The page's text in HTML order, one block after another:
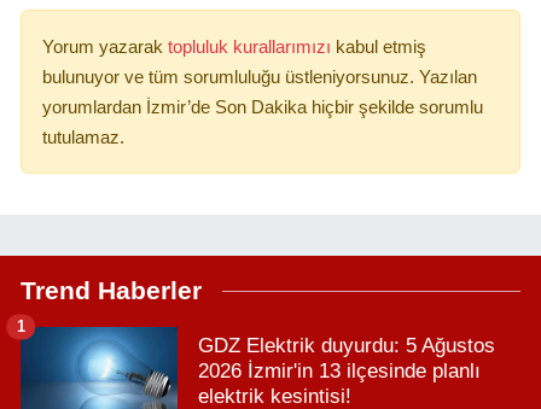
Yorum yazarak topluluk kurallarımızı kabul etmiş
bulunuyor ve tüm sorumluluğu üstleniyorsunuz. Yazılan
yorumlardan İzmir’de Son Dakika hiçbir şekilde sorumlu
tutulamaz.
Trend Haberler
GDZ Elektrik duyurdu: 5 Ağustos
2026 İzmir'in 13 ilçesinde planlı
elektrik kesintisi!
1